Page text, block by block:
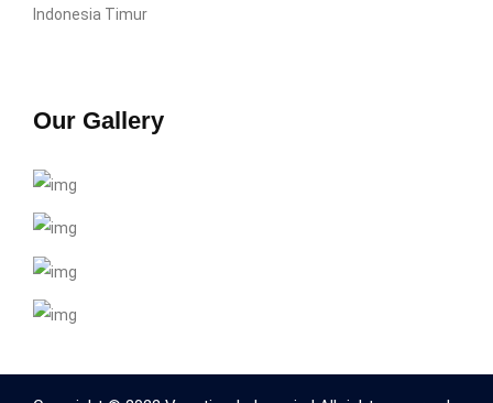
Indonesia Timur
Our Gallery